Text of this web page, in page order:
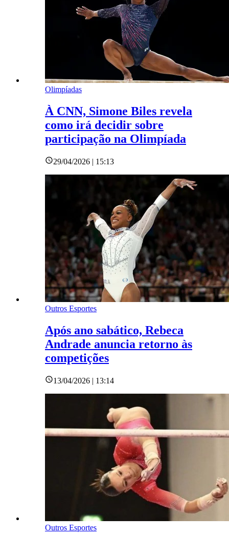
Olimpíadas
À CNN, Simone Biles revela
como irá decidir sobre
participação na Olimpíada
29/04/2026 | 15:13
Outros Esportes
Após ano sabático, Rebeca
Andrade anuncia retorno às
competições
13/04/2026 | 13:14
Outros Esportes